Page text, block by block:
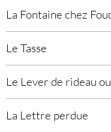
La Fontaine chez
Le Tasse
Le Lever de rideau
La Lettre perdue